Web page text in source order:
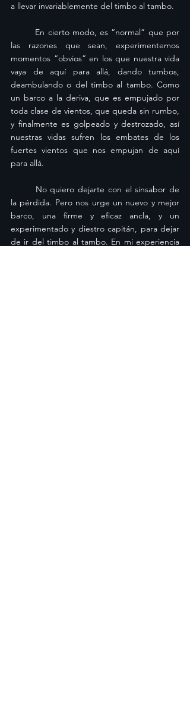
a llevar invariablemente del timbo al tambo.
las razones que sean, experimentemos
momentos “obvios” en los que nuestra vida
vaya de aquí para allá, dando tumbos,
deambulando o del timbo al tambo. Como
un barco a la deriva, que es empujado por
toda clase de vientos, que queda sin rumbo,
y finalmente es golpeado y destrozado, así
nuestras vidas sufren los embates de los
fuertes vientos que nos empujan de aquí
para allá.
la pérdida. Pero nos urge un nuevo y mejor
barco, una firme y eficaz ancla, y un
experimentado y diestro capitán, para dejar
de ir del timbo al tambo. En mi experiencia